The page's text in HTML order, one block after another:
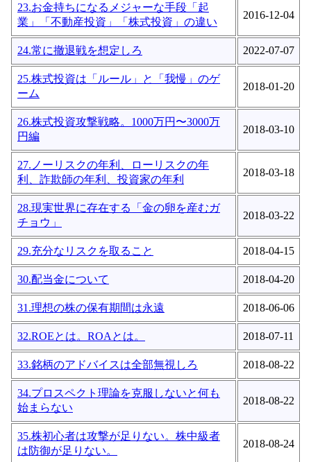
23.お金持ちになるメジャーな手段「起
業」「不動産投資」「株式投資」の違い
2016-12-04
24.常に撤退戦を想定しろ 2022-07-07
25.株式投資は「ルール」と「我慢」のゲ
ーム
2018-01-20
26.株式投資攻撃戦略。1000万円〜3000万
円編
2018-03-10
27.ノーリスクの年利、ローリスクの年
利、詐欺師の年利、投資家の年利
2018-03-18
28.現実世界に存在する「金の卵を産むガ
チョウ」
2018-03-22
29.充分なリスクを取ること 2018-04-15
30.配当金について 2018-04-20
31.理想の株の保有期間は永遠 2018-06-06
32.ROEとは。ROAとは。 2018-07-11
33.銘柄のアドバイスは全部無視しろ 2018-08-22
34.プロスペクト理論を克服しないと何も
始まらない
2018-08-22
35.株初心者は攻撃が足りない。株中級者
は防御が足りない。
2018-08-24